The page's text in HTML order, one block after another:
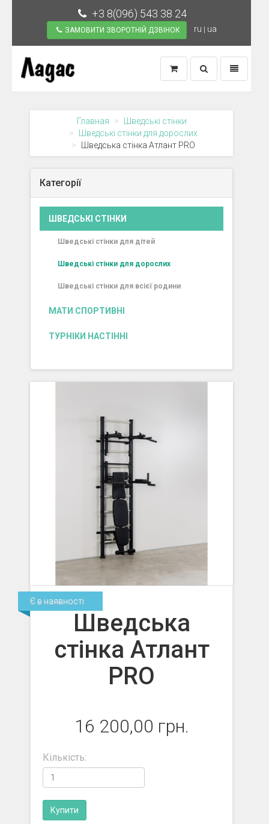
+3 8(096) 543 38 24
ЗАМОВИТИ ЗВОРОТНІЙ ДЗВІНОК ru ua
Toggle
Navigation
Toggle
Search
Главная
Шведські стінки
Шведські стінки для дорослих
Шведська стінка Атлант PRO
Категорії
ШВЕДСЬКІ СТІНКИ
Шведські стінки для дітей
Шведські стінки для дорослих
Шведські стінки для всієї родини
МАТИ СПОРТИВНІ
ТУРНІКИ НАСТІННІ
Шведська
стінка Атлант
PRO
16 200,00 грн.
Кількість:
Є в наявності